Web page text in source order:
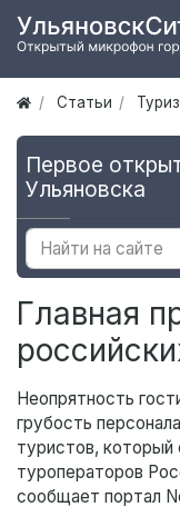
Статьи
Первое
Ульяновска
Главная
Неопрятность
грубость
туристов, который
туроператоров
сообщает портал